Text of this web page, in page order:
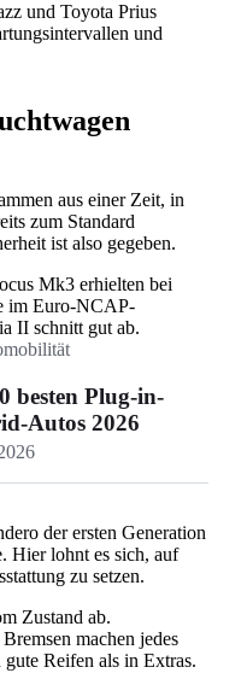
und Toyota Prius
und
aus einer Zeit, in
zum Standard
ist also gegeben.
Mk3 erhielten bei
im Euro-NCAP-
II schnitt gut ab.
besten Plug-in-
Autos 2026
der ersten Generation
Hier lohnt es sich, auf
zu setzen.
Zustand ab.
machen jedes
Reifen als in Extras.